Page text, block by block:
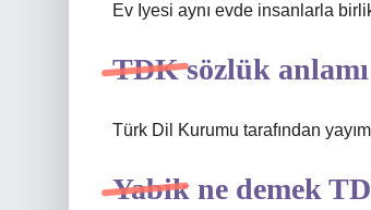
Ev Iyesi aynı evde insanlarla
TDK sözlük
Türk Dil Kurumu tarafından
Yabik ne demek